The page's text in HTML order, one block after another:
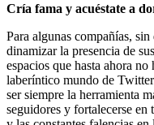
Cría fama y acuéstate a
Para algunas compañías,
dinamizar la presencia de
espacios que hasta ahora
laberíntico mundo de
ser siempre la herramienta
seguidores y fortalecerse